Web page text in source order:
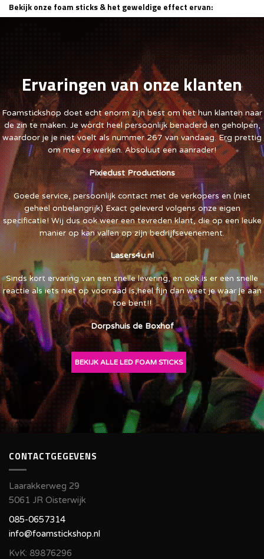
Bekijk onze foam sticks & het geweldige effect ervan:
Ervaringen van onze klanten
Foamstickshop doet echt enorm zijn best om het hun klanten naar
de zin te maken. Je wordt heel persoonlijk benaderd en geholpen,
waardoor je je niet voelt als nummer 267 van vandaag. Erg prettig
om mee te werken. Absoluut een aanrader!
Pixiedust Productions
Goede service, persoonlijk contact met de verkopers en (niet
geheel onbelangrijk) Exact geleverd volgens onze eigen
specificatie! Wij dus ook weer een tevreden klant, die op een leuke
manier op kan vallen op zijn bedrijfsevenement.
Lasers4u.nl
Sinds kort ervaring van een snelle levering, en ook is er een snelle
reactie als iets niet op voorraad is,heel fijn dan weet je waar je aan
toe bent!!
Dorpshuis de Boxhof
BEKIJK ALLE LED FOAM STICKS
CONTACTGEGEVENS
Laarakkerweg 29
5061 JR Oisterwijk
085-0657314
info@foamstickshop.nl
KvK: 89876296